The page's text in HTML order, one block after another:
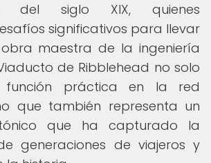
del siglo XIX, quienes
significativos para llevar
maestra de la ingeniería
de Ribblehead no solo
función práctica en la red
que también representa un
que ha capturado la
generaciones de viajeros y